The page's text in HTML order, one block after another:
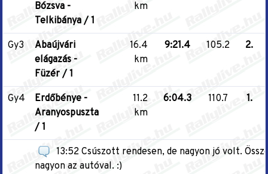
Bózsva -
Telkibánya / 1
km
Gy3
Abaújvári
elágazás -
Füzér / 1
16.4
km
9:21.4 105.2 2.
Gy4
Erdőbénye -
Aranyospuszta
/ 1
11.2
km
6:04.3 110.7 1.
13:52 Csúszott rendesen, de nagyon jó volt.
nagyon az autóval. :)